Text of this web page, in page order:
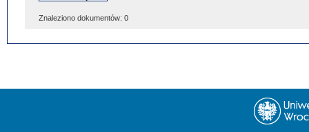
Znaleziono dokumentów: 0